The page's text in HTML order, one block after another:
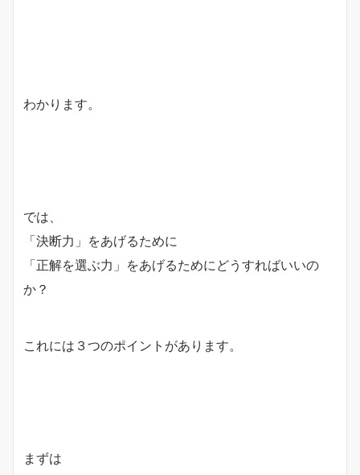
わかります。
では、
「決断力」をあげるために
「正解を選ぶ力」をあげるためにどうすればいいの
か？
これには３つのポイントがあります。
まずは